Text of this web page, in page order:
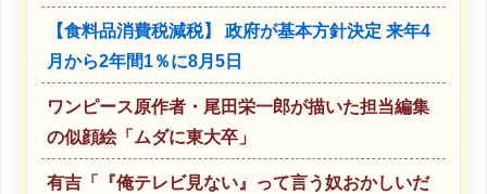
【食料品消費税減税】 政府が基本方針決定 来年4
月から2年間1％に8月5日
ワンピース原作者・尾田栄一郎が描いた担当編集
の似顔絵「ムダに東大卒」
有吉「『俺テレビ見ない』って言う奴おかしいだ